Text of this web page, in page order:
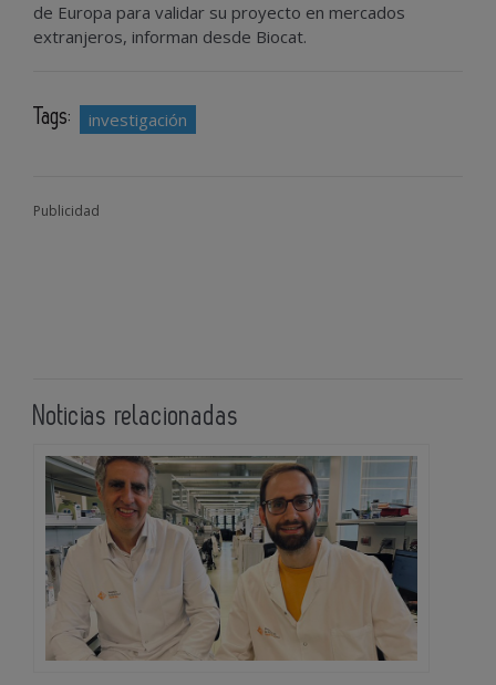
de Europa para validar su proyecto en mercados
extranjeros, informan desde Biocat.
Tags: investigación
Publicidad
Noticias relacionadas